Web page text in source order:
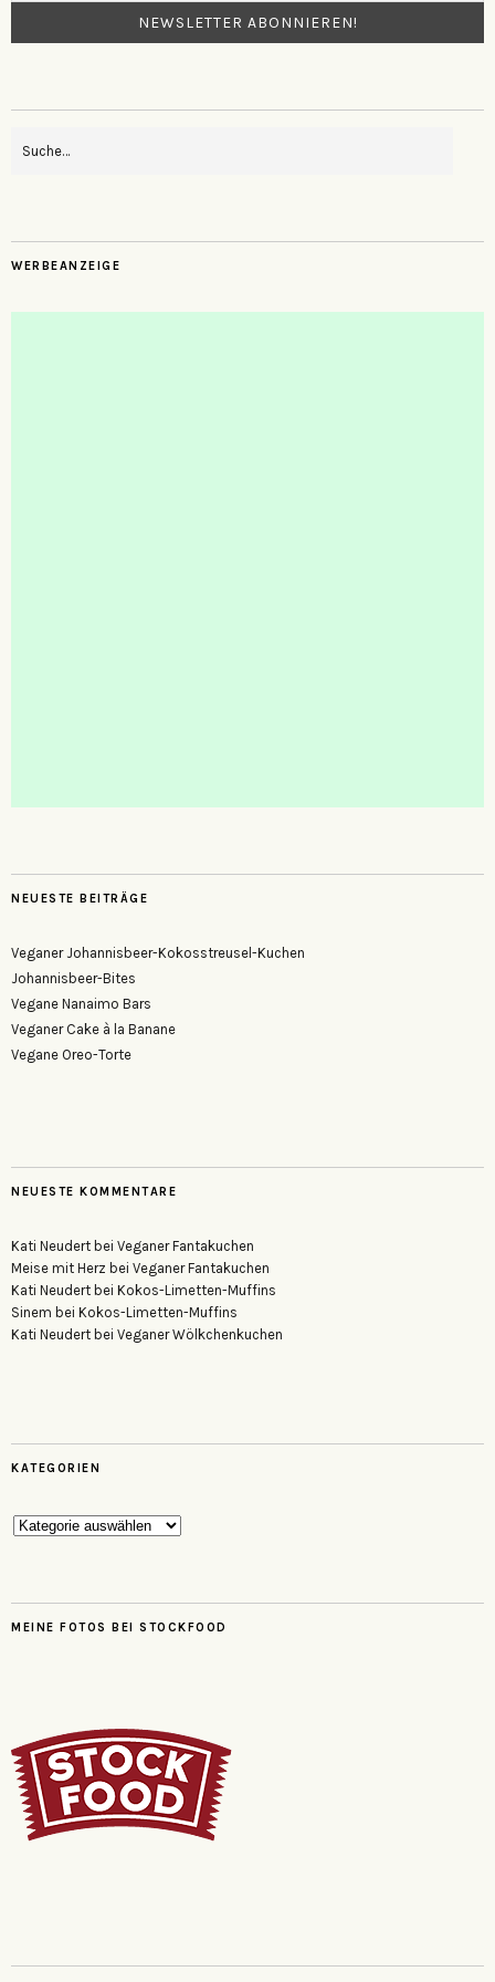
WERBEANZEIGE
NEUESTE BEITRÄGE
Veganer Johannisbeer-Kokosstreusel-Kuchen
Johannisbeer-Bites
Vegane Nanaimo Bars
Veganer Cake à la Banane
Vegane Oreo-Torte
NEUESTE KOMMENTARE
Kati Neudert bei Veganer Fantakuchen
Meise mit Herz bei Veganer Fantakuchen
Kati Neudert bei Kokos-Limetten-Muffins
Sinem bei Kokos-Limetten-Muffins
Kati Neudert bei Veganer Wölkchenkuchen
KATEGORIEN
Kategorien
MEINE FOTOS BEI STOCKFOOD